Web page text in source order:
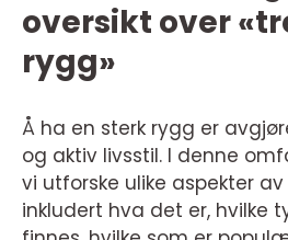
oversikt over
rygg»
Å ha en sterk rygg er
og aktiv livsstil. I denne
vi utforske ulike aspekter
inkludert hva det er, hvilke